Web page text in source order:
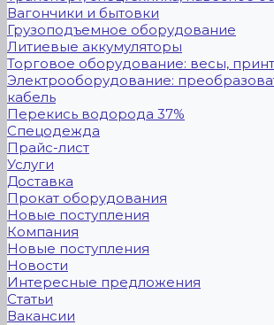
Вагончики и бытовки
Грузоподъемное оборудование
Литиевые аккумуляторы
Торговое оборудование: весы,
Электрооборудование:
кабель
Перекись водорода 37%
Спецодежда
Прайс-лист
Услуги
Доставка
Прокат оборудования
Новые поступления
Компания
Новые поступления
Новости
Интересные предложения
Статьи
Вакансии